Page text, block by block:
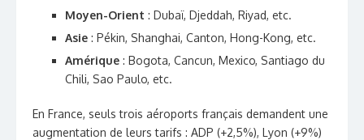
Moyen-Orient : Dubaï, Djeddah, Riyad, etc.
Asie : Pékin, Shanghai, Canton, Hong-Kong, etc.
Amérique : Bogota, Cancun, Mexico, Santiago du
Chili, Sao Paulo, etc.
En France, seuls trois aéroports français demandent une
augmentation de leurs tarifs : ADP (+2,5%), Lyon (+9%)